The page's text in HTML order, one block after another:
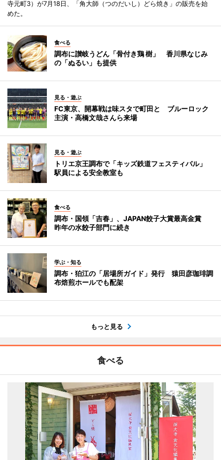
寺元町3）が7月18日、「角大師（つのだいし）どら焼き」の販売を始
めた。
食べる
調布に讃岐うどん「骨付き鶏 樹」 香川県なじみ
の「ぬるい」も提供
見る・遊ぶ
FC東京、開幕戦は味スタで町田と ブルーロック
主演・高橋文哉さんら来場
見る・遊ぶ
トリエ京王調布で「キッズ鉄道フェスティバル」
駅員による安全教室も
食べる
調布・国領「吉春」、JAPAN餃子大賞最高金賞
昨年の水餃子部門に続き
学ぶ・知る
調布・狛江の「居場所ガイド」発行 猿田彦珈琲調
布焙煎ホールでも配架
もっと見る
食べる